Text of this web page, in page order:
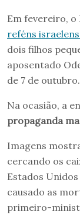
Em fevereiro, o
reféns
dois filhos
aposentado
de 7 de outubro.
Na ocasião, a
propaganda
Imagens
cercando os
Estados
causado as
primeiro-